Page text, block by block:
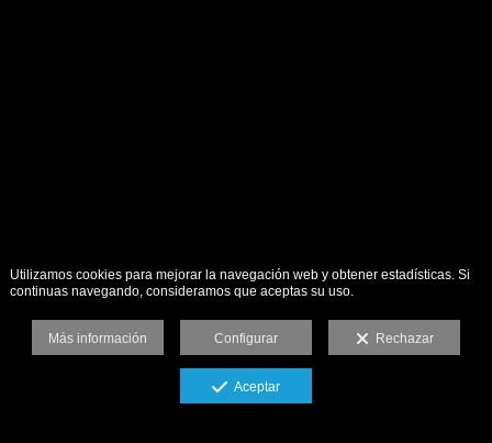
Utilizamos cookies para mejorar la navegación web y obtener estadísticas. Si
continuas navegando, consideramos que aceptas su uso.
Más información Configurar Rechazar
Aceptar